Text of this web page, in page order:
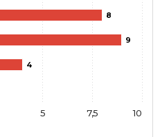
8
9
4
10
5 7,5